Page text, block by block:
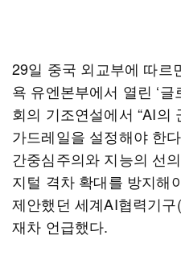
29일 중국 외교부에 따르
욕 유엔본부에서 열린 ‘
회의 기조연설에서 “AI의
가드레일을 설정해야 한
간중심주의와 지능의 선
지털 격차 확대를 방지해
제안했던 세계AI협력기
재차 언급했다.